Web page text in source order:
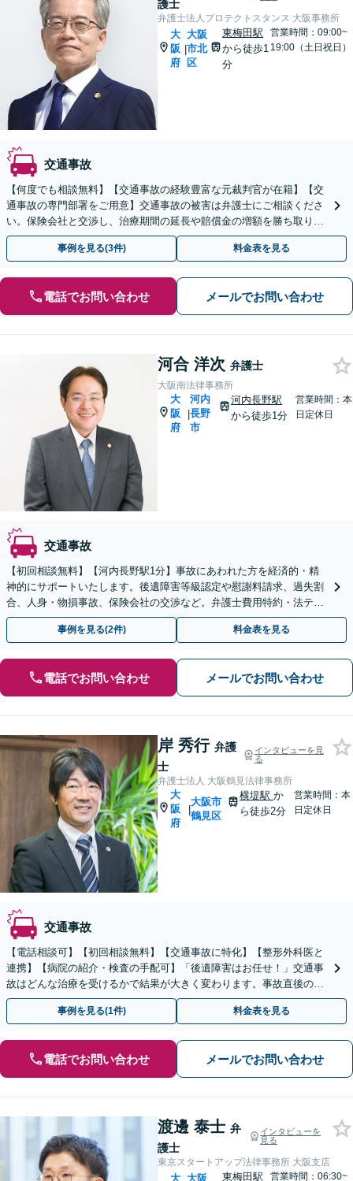
護士
弁護士法人プロテクトスタンス 大阪事務所
大
阪
府
|
大阪
市北
区
東梅田駅
から徒歩1
分
営業時間：09:00~
19:00（土日祝日）
交通事故
【何度でも相談無料】【交通事故の経験豊富な元裁判官が在籍】【交
通事故の専門部署をご用意】交通事故の被害は弁護士にご相談くださ
い。保険会社と交渉し、治療期間の延長や賠償金の増額を勝ち取りま
す。後遺障害の等級認定の手続きなどもお任せください。
事例を見る(3件) 料金表を見る
電話でお問い合わせ メールでお問い合わせ
河合 洋次 弁護士
大阪南法律事務所
大
阪
府
|
河内
長野
市
河内長野駅
から徒歩1分
営業時間：本
日定休日
交通事故
【初回相談無料】【河内長野駅1分】事故にあわれた方を経済的・精
神的にサポートいたします。後遺障害等級認定や慰謝料請求、過失割
合、人身・物損事故、保険会社の交渉など。弁護士費用特約・法テラ
スの利用可【弁護士歴15年以上】
事例を見る(2件) 料金表を見る
電話でお問い合わせ メールでお問い合わせ
岸 秀行 弁護
士
インタビューを見
る
弁護士法人 大阪鶴見法律事務所
大
阪
府
|
大阪市
鶴見区
横堤駅 か
ら徒歩2分
営業時間：本
日定休日
交通事故
【電話相談可】【初回相談無料】【交通事故に特化】【整形外科医と
連携】【病院の紹介・検査の手配可】「後遺障害はお任せ！」交通事
故はどんな治療を受けるかで結果が大きく変わります。事故直後のご
相談も可能。すぐにご連絡を！【セカンドオピニオン可】
事例を見る(1件) 料金表を見る
電話でお問い合わせ メールでお問い合わせ
渡邊 泰士 弁
護士
インタビューを
見る
東京スタートアップ法律事務所 大阪支店
大 大阪 東梅田駅 営業時間：06:30~